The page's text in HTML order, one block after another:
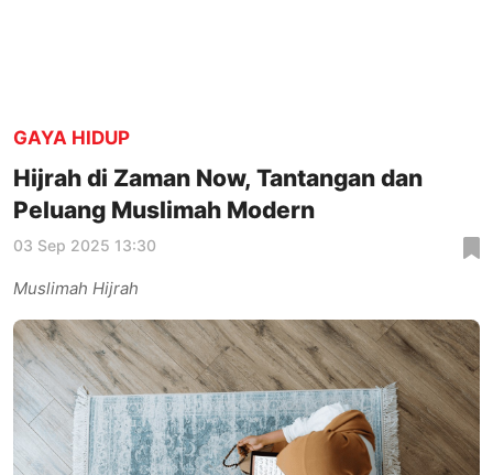
GAYA HIDUP
Hijrah di Zaman Now, Tantangan dan
Peluang Muslimah Modern
03 Sep 2025 13:30
Muslimah Hijrah